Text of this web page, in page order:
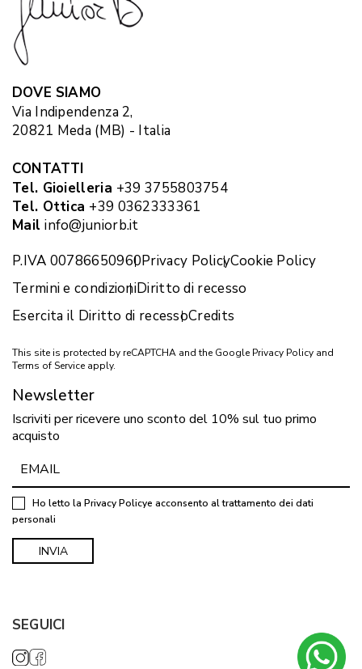
DOVE SIAMO
Via Indipendenza 2,
20821 Meda (MB) - Italia
CONTATTI
Tel. Gioielleria +39 3755803754
Tel. Ottica +39 0362333361
Mail info@juniorb.it
P.IVA 00786650960Privacy PolicyCookie Policy
Termini e condizioniDiritto di recesso
Esercita il Diritto di recessoCredits
This site is protected by reCAPTCHA and the Google Privacy Policy and
Terms of Service apply.
Newsletter
Iscriviti per ricevere uno sconto del 10% sul tuo primo
acquisto
Ho letto la Privacy Policye acconsento al trattamento dei dati
personali
SEGUICI